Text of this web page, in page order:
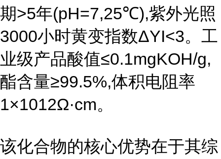
期>5年(pH=7,25℃),紫外光照
3000小时黄变指数ΔYI<3。工
业级产品酸值≤0.1mgKOH/g,
酯含量≥99.5%,体积电阻率
1×1012Ω·cm。
该化合物的核心优势在于其综